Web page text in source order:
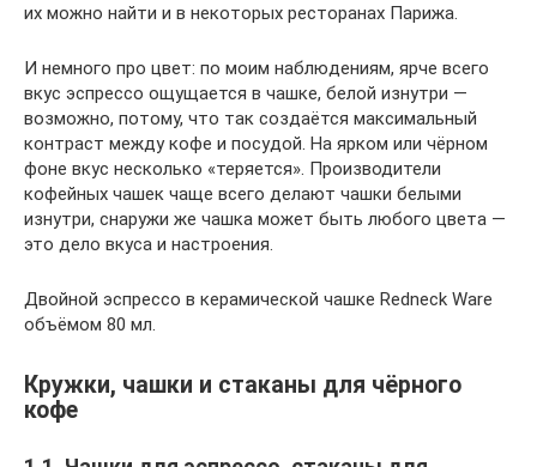
их можно найти и в некоторых ресторанах Парижа.
И немного про цвет: по моим наблюдениям, ярче всего
вкус эспрессо ощущается в чашке, белой изнутри —
возможно, потому, что так создаётся максимальный
контраст между кофе и посудой. На ярком или чёрном
фоне вкус несколько «теряется». Производители
кофейных чашек чаще всего делают чашки белыми
изнутри, снаружи же чашка может быть любого цвета —
это дело вкуса и настроения.
Двойной эспрессо в керамической чашке Redneck Ware
объёмом 80 мл.
Кружки, чашки и стаканы для чёрного
кофе